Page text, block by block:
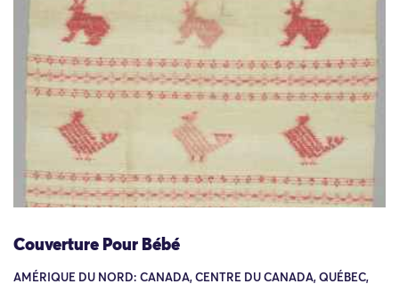
Couverture Pour Bébé
AMÉRIQUE DU NORD: CANADA, CENTRE DU CANADA, QUÉBEC,